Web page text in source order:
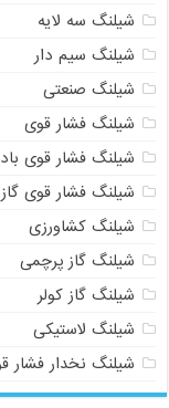
شیلنگ سه لایه
شیلنگ سیم دار
شیلنگ صنعتی
شیلنگ فشار قوی
شیلنگ فشار قوی باد
شیلنگ فشار قوی گاز
شیلنگ کشاورزی
شیلنگ گاز پرچمی
شیلنگ گاز کولر
شیلنگ لاستیکی
شیلنگ نخدار فشار